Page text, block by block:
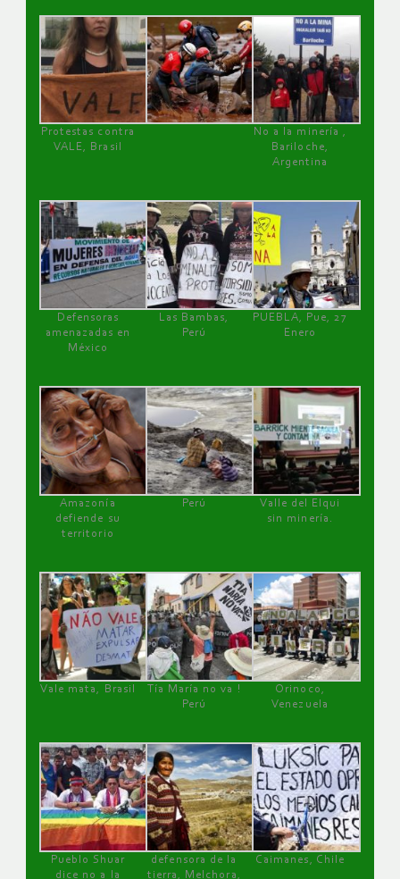
Protestas contra
VALE, Brasil
No a la minería ,
Bariloche,
Argentina
Defensoras
amenazadas en
México
Las Bambas,
Perú
PUEBLA, Pue, 27
Enero
Amazonía
defiende su
territorio
Perú
Valle del Elqui
sin minería.
Vale mata, Brasil
Tía María no va !
Perú
Orinoco,
Venezuela
Pueblo Shuar
dice no a la
defensora de la
tierra, Melchora,
Caimanes, Chile